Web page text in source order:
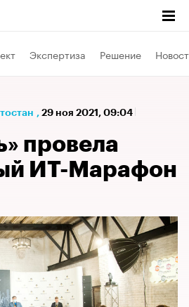
Экспертиза Решение
, 29 ноя 2021, 09:04
провела
ИТ-Марафон